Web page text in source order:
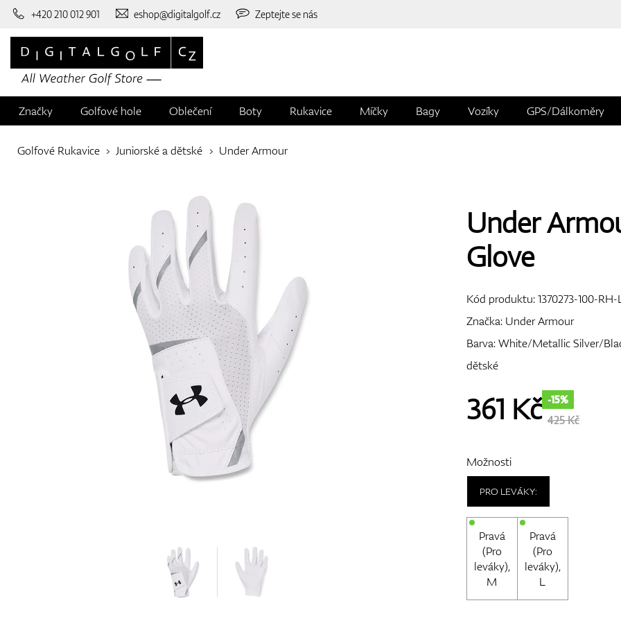
+420 210 012 901 eshop@digitalgolf.cz Zeptejte se nás
Značky Golfové hole Oblečení Boty Rukavice Míčky Bagy Vozíky GPS/Dálkoměry
Golfové Rukavice Juniorské a dětské Under Armour
Under
Glove
Kód produktu:1370273-100-RH-
Značka: Under Armour
Barva: White/Metallic Silver/
dětské
361 Kč -15%
425 Kč
Možnosti
PRO LEVÁKY:
Pravá
(Pro
leváky),
M
Pravá
(Pro
leváky),
L